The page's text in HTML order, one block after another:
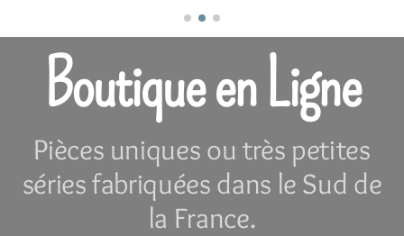
Boutique en Ligne
Pièces uniques ou très petites
séries fabriquées dans le Sud de
la France.